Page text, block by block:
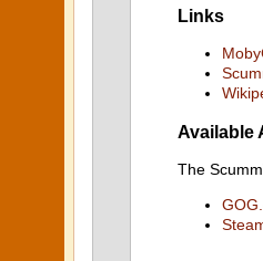
Links
Available
The